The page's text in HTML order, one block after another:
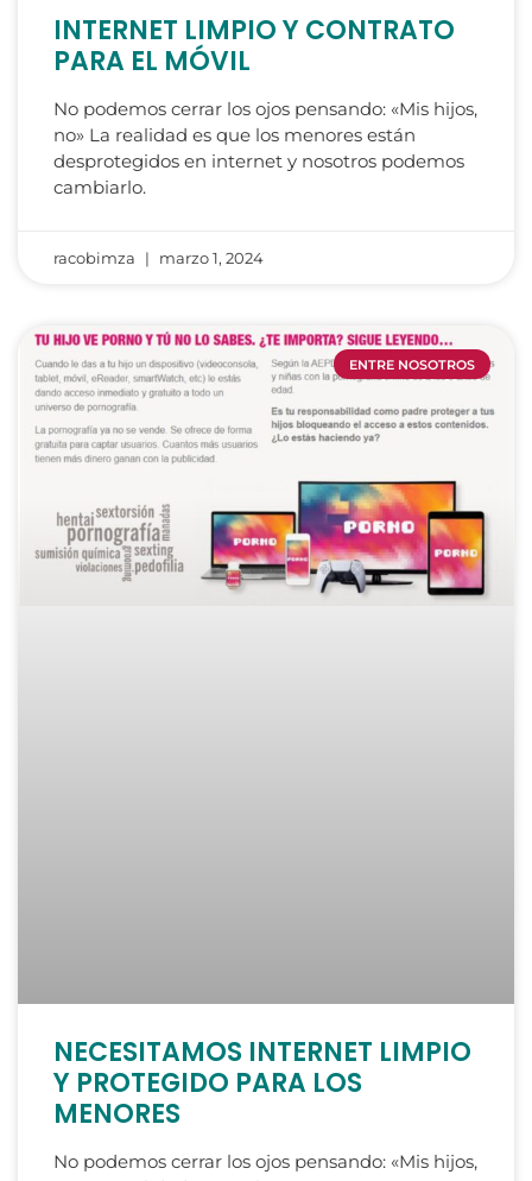
INTERNET LIMPIO Y CONTRATO
PARA EL MÓVIL
No podemos cerrar los ojos pensando: «Mis hijos,
no» La realidad es que los menores están
desprotegidos en internet y nosotros podemos
cambiarlo.
racobimza marzo 1, 2024
ENTRE NOSOTROS
NECESITAMOS INTERNET LIMPIO
Y PROTEGIDO PARA LOS
MENORES
No podemos cerrar los ojos pensando: «Mis hijos,